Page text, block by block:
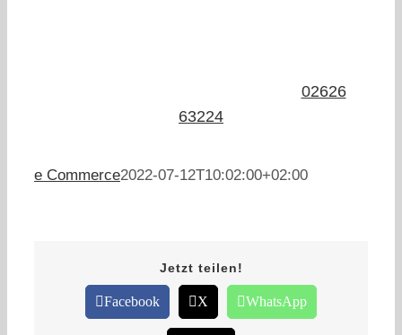
02626
63224
e Commerce2022-07-12T10:02:00+02:00
Jetzt teilen!
Facebook X WhatsApp